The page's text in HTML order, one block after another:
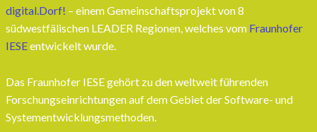
digital.Dorf! – einem Gemeinschaftsprojekt von 8
südwestfälischen LEADER Regionen, welches vom Fraunhofer
IESEentwickelt wurde.
Das Fraunhofer IESE gehört zu den weltweit führenden
Forschungseinrichtungen auf dem Gebiet der Software- und
Systementwicklungsmethoden.